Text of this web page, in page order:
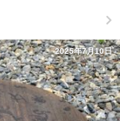
2025年7月10日